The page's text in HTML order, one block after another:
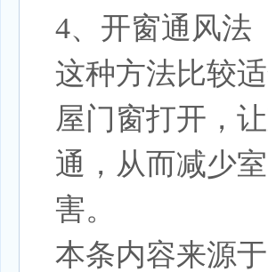
4、开窗通风法
这种方法比较
屋门窗打开，
通，从而减少
害。
本条内容来源